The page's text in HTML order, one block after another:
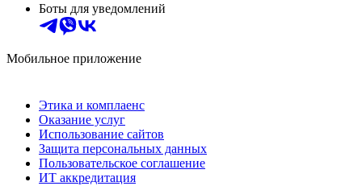
Боты для уведомлений
Мобильное приложение
Этика и комплаенс
Оказание услуг
Использование сайтов
Защита персональных данных
Пользовательское соглашение
ИТ аккредитация